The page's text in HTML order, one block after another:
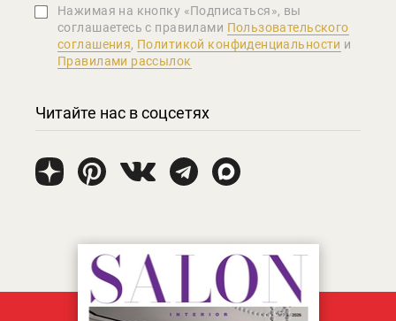
Нажимая на кнопку «Подписаться», вы
соглашаетеcь с правилами Пользовательского
соглашения, Политикой конфиденциальности и
Правилами рассылок
Читайте нас в соцсетях